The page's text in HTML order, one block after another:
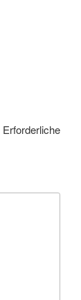
Erforderliche